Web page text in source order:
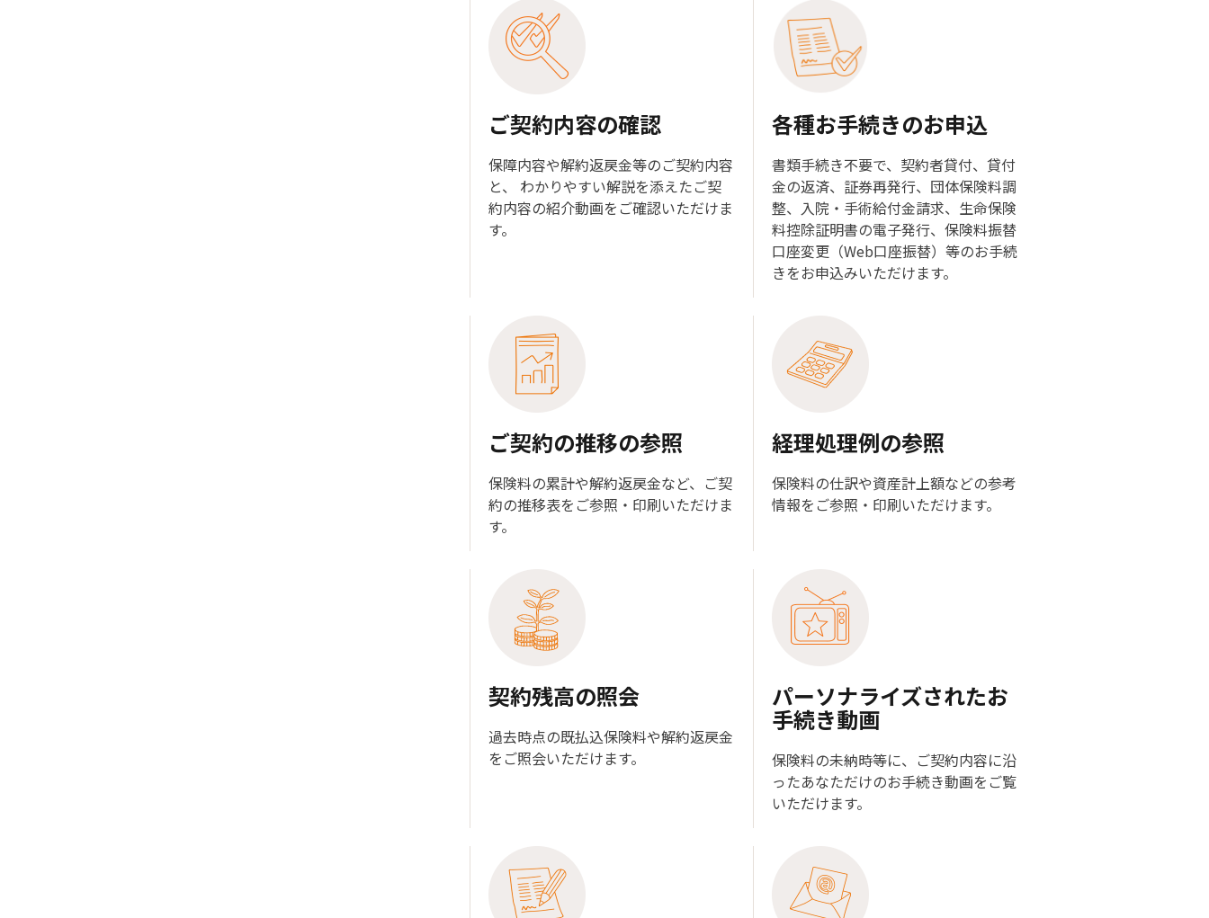
ご契約内容の確認
保障内容や解約返戻金等のご契約内容
と、 わかりやすい解説を添えたご契
約内容の紹介動画をご確認いただけま
す。
各種お手続きのお申込
書類手続き不要で、契約者貸付、貸付
金の返済、証券再発行、団体保険料調
整、入院・手術給付金請求、生命保険
料控除証明書の電子発行、保険料振替
口座変更（Web口座振替）等のお手続
きをお申込みいただけます。
ご契約の推移の参照
保険料の累計や解約返戻金など、ご契
約の推移表をご参照・印刷いただけま
す。
経理処理例の参照
保険料の仕訳や資産計上額などの参考
情報をご参照・印刷いただけます。
契約残高の照会
過去時点の既払込保険料や解約返戻金
をご照会いただけます。
パーソナライズされたお
手続き動画
保険料の未納時等に、ご契約内容に沿
ったあなただけのお手続き動画をご覧
いただけます。